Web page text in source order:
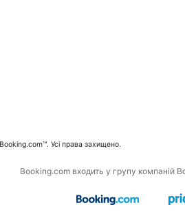
Усі права захищено.
Booking.com входить у групу компаній